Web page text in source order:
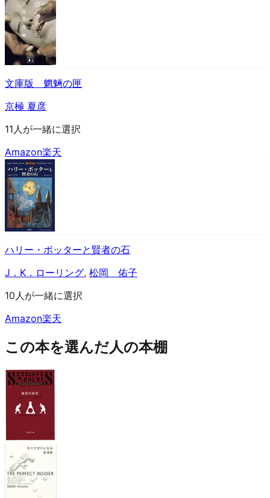
文庫版 魍魎の匣
京極 夏彦
11人が一緒に選択
Amazon楽天
ハリー・ポッターと賢者の石
J．K．ローリング, 松岡 佑子
10人が一緒に選択
Amazon楽天
この本を選んだ人の本棚